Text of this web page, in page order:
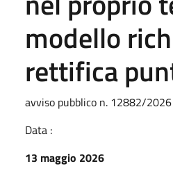
modello
rettifica
avviso pubblico n. 12882/2026
Data :
13 maggio 2026